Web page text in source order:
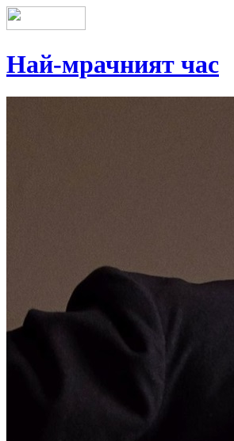
Най-мрачният час